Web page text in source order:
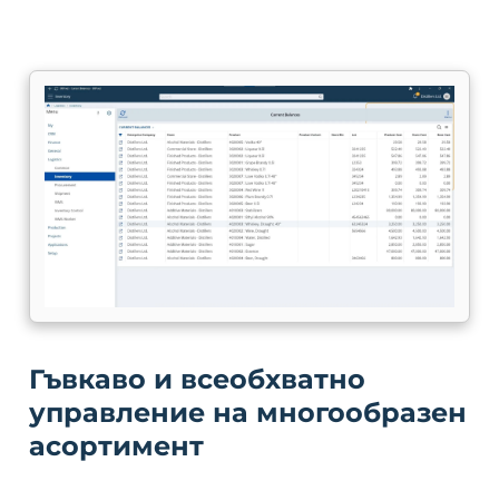
Гъвкаво и всеобхватно
управление на многообразен
асортимент